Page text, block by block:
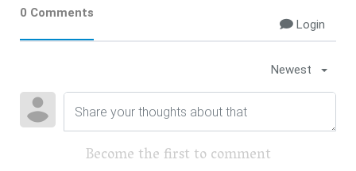
0 Comments
Login
Newest
Become the first to comment